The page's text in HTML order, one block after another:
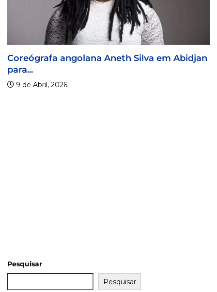
Aneth Silva em Abidjan Visa For Music
Pesquisar
Pesquisar